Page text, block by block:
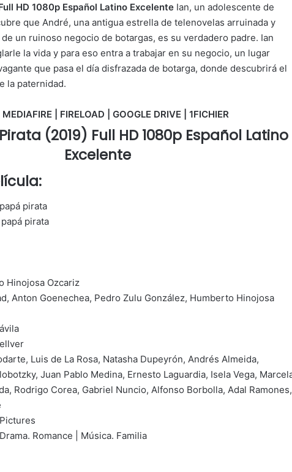
HD 1080p Español Latino ExcelenteIan, un adolescente de
que André, una antigua estrella de telenovelas arruinada y
un ruinoso negocio de botargas, es su verdadero padre. Ian
la vida y para eso entra a trabajar en su negocio, un lugar
que pasa el día disfrazada de botarga, donde descubrirá el
la paternidad.
| FIRELOAD | GOOGLE DRIVE | 1FICHIER
(2019) Full HD 1080p Español Latino
Excelente
pirata
pirata
Hinojosa Ozcariz
Anton Goenechea, Pedro Zulu González, Humberto Hinojosa
Luis de La Rosa, Natasha Dupeyrón, Andrés Almeida,
Juan Pablo Medina, Ernesto Laguardia, Isela Vega,
Rodrigo Corea, Gabriel Nuncio, Alfonso Borbolla, Adal Ramones,
Romance | Música. Familia